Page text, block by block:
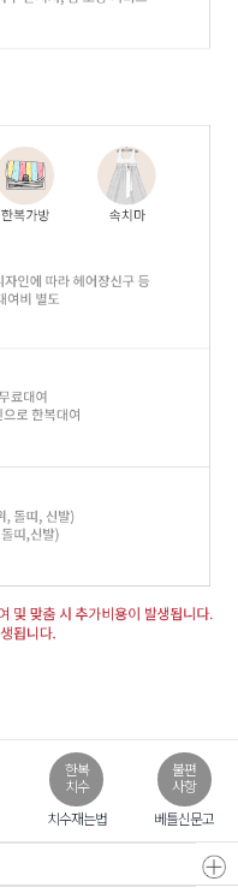
한복
치수
치수재는법
불편
사항
베틀신문고